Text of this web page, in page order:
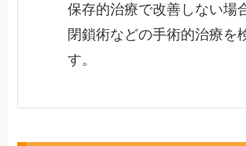
保存的治療で改善しない場
閉鎖術などの手術的治療を
す。